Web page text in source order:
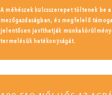
A méhészek kulcsszerepet töltenek be a
mezőgazdaságban, és megfelelő
jelentősen javíthatják
termelésük hatékonyságát.